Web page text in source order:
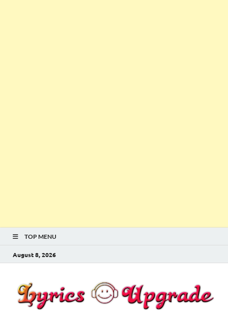
TOP MENU
August 8, 2026